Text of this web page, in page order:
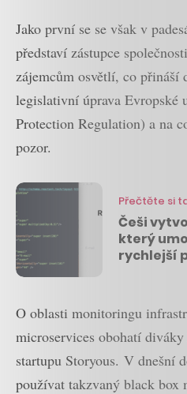
Jako první se se však v
představí zástupce
zájemcům osvětlí, co přináší
legislativní úprava Evropské
Protection Regulation) a na
pozor.
Přečtěte si
Češi
který
rychlejší
O oblasti monitoringu
microservices obohatí
startupu Storyous. V dnešní
používat takzvaný black